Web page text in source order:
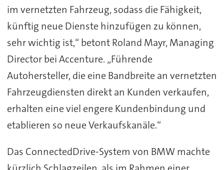
im vernetzten Fahrzeug, sodass die Fähigkeit,
künftig neue Dienste hinzufügen zu können,
sehr wichtig ist,“ betont Roland Mayr, Managing
Director bei Accenture. „Führende
Autohersteller, die eine Bandbreite an vernetzten
Fahrzeugdiensten direkt an Kunden verkaufen,
erhalten eine viel engere Kundenbindung und
etablieren so neue Verkaufskanäle.“
Das ConnectedDrive-System von BMW machte